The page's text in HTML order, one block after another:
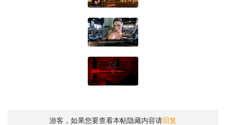
游客，如果您要查看本帖隐藏内容请回复